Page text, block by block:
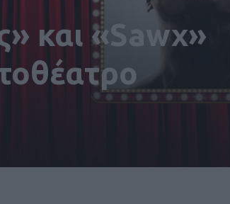
και «Sawx»